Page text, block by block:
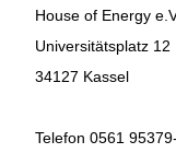
House of Energy
Universitätsplatz 12
34127 Kassel
Telefon 0561